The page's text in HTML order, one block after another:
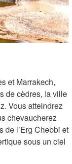
et Marrakech,
de cèdres, la ville
Vous atteindrez
chevaucherez
de l’Erg Chebbi et
sous un ciel